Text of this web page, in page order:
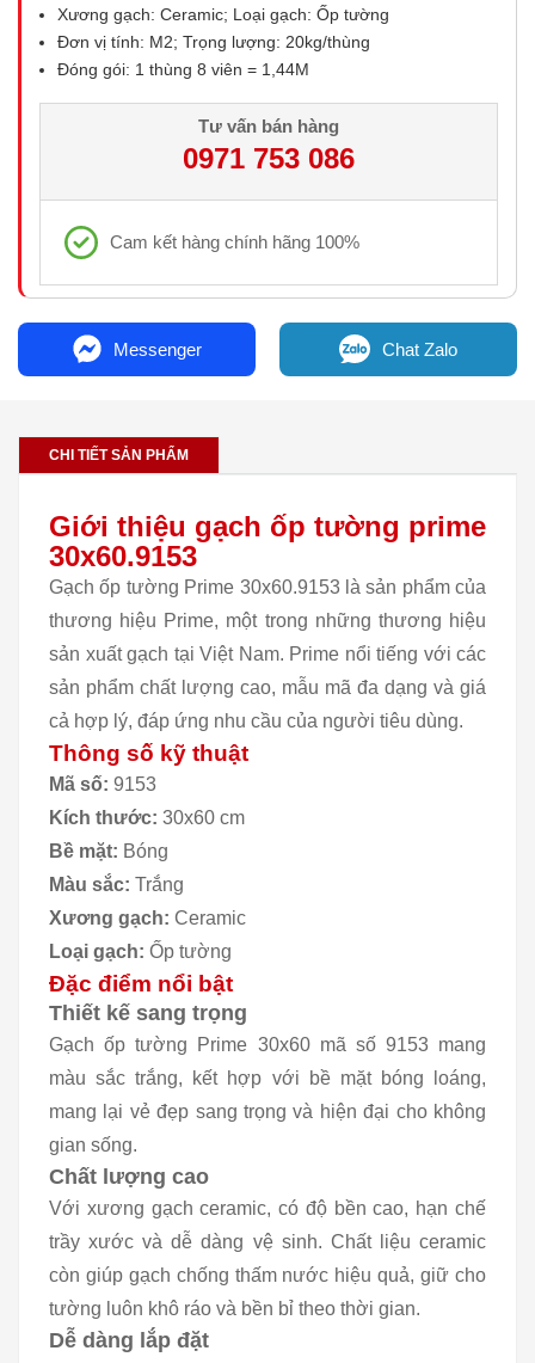
Xương gạch: Ceramic; Loại gạch: Ốp tường
Đơn vị tính: M2; Trọng lượng: 20kg/thùng
Đóng gói: 1 thùng 8 viên = 1,44M
Tư vấn bán hàng
0971 753 086
Cam kết hàng chính hãng 100%
Messenger Chat Zalo
CHI TIẾT SẢN PHẨM
Giới thiệu gạch ốp tường prime
30x60.9153
Gạch ốp tường Prime 30x60.9153 là sản phẩm của
thương hiệu Prime, một trong những thương hiệu
sản xuất gạch tại Việt Nam. Prime nổi tiếng với các
sản phẩm chất lượng cao, mẫu mã đa dạng và giá
cả hợp lý, đáp ứng nhu cầu của người tiêu dùng.
Thông số kỹ thuật
Mã số: 9153
Kích thước: 30x60 cm
Bề mặt: Bóng
Màu sắc: Trắng
Xương gạch: Ceramic
Loại gạch: Ốp tường
Đặc điểm nổi bật
Thiết kế sang trọng
Gạch ốp tường Prime 30x60 mã số 9153 mang
màu sắc trắng, kết hợp với bề mặt bóng loáng,
mang lại vẻ đẹp sang trọng và hiện đại cho không
gian sống.
Chất lượng cao
Với xương gạch ceramic, có độ bền cao, hạn chế
trầy xước và dễ dàng vệ sinh. Chất liệu ceramic
còn giúp gạch chống thấm nước hiệu quả, giữ cho
tường luôn khô ráo và bền bỉ theo thời gian.
Dễ dàng lắp đặt